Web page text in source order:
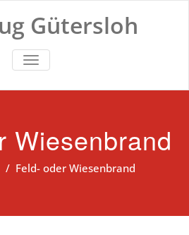
Gütersloh
TOGGLE NAVIGATION
Wiesenbrand
/ Feld- oder Wiesenbrand